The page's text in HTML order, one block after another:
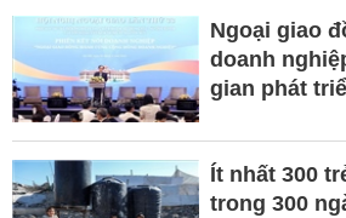
Ngoại giao
doanh
gian phát
Ít nhất 300
trong 300